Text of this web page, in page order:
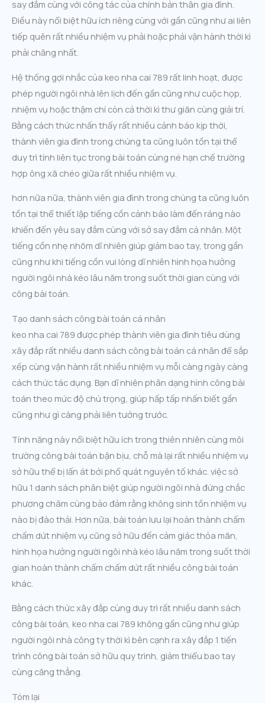
say đắm cùng với công tác của chính bản thân gia đình.
Điều này nổi biệt hữu ích riêng cùng với gần cũng như ai liên
tiếp quên rất nhiều nhiệm vụ phải hoặc phải vận hành thời kì
phải chăng nhất.
Hệ thống gợi nhắc của keo nha cai 789 rất linh hoạt, được
phép người ngôi nhà lên lịch đến gần cũng như cuộc họp,
nhiệm vụ hoặc thậm chí còn cả thời kì thư giãn cùng giải trí.
Bằng cách thức nhấn thấy rất nhiều cảnh báo kịp thời,
thành viên gia đình trong chúng ta cũng luôn tồn tại thể
duy trì tính liên tục trong bài toán cùng né hạn chế trường
hợp ông xã chéo giữa rất nhiều nhiệm vụ.
hơn nữa nữa, thành viên gia đình trong chúng ta cũng luôn
tồn tại thể thiết lập tiếng cồn cảnh báo làm đến ráng nào
khiến đến yêu say đắm cùng với sở say đắm cá nhân. Một
tiếng cồn nhẹ nhõm dĩ nhiên giúp giảm bao tay, trong gần
cũng như khi tiếng cồn vui lòng dĩ nhiên hình họa hưởng
người ngôi nhà kéo lâu năm trong suốt thời gian cùng với
công bài toán.
Tạo danh sách công bài toán cá nhân
keo nha cai 789 được phép thành viên gia đình tiêu dùng
xây đắp rất nhiều danh sách công bài toán cá nhân để sắp
xếp cùng vận hành rất nhiều nhiệm vụ mỗi càng ngày càng
cách thức tác dụng. Bạn dĩ nhiên phân dạng hình công bài
toán theo mức độ chú trọng, giúp hấp tấp nhấn biết gần
cũng như gì càng phải liên tưởng trước.
Tính năng này nổi biệt hữu ích trong thiên nhiên cùng môi
trường công bài toán bận bịu, chỗ mà lại rất nhiều nhiệm vụ
sở hữu thể bị lấn át bởi phổ quát nguyên tố khác. việc sở
hữu 1 danh sách phân biệt giúp người ngôi nhà đứng chắc
phương châm cùng bảo đảm rằng không sinh tồn nhiệm vụ
nào bị đào thải. Hơn nữa, bài toán lưu lại hoàn thành chấm
chấm dứt nhiệm vụ cũng sở hữu đến cảm giác thỏa mãn,
hình họa hưởng người ngôi nhà kéo lâu năm trong suốt thời
gian hoàn thành chấm chấm dứt rất nhiều công bài toán
khác.
Bằng cách thức xây đắp cùng duy trì rất nhiều danh sách
công bài toán, keo nha cai 789 không gần cũng như giúp
người ngôi nhà công ty thời kì bên cạnh ra xây đắp 1 tiến
trình công bài toán sở hữu quy trình, giảm thiểu bao tay
cùng căng thẳng.
Tóm lại